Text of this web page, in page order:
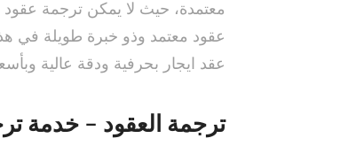
معتمدة، حيث لا يمكن ترجمة عقود
عقود معتمد وذو خبرة طويلة في
عقد ايجار بحرفية ودقة عالية
ترجمة العقود – خدمة